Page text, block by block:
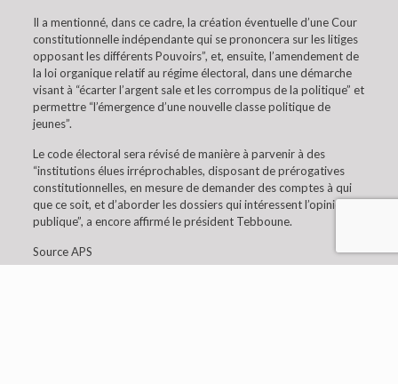
Il a mentionné, dans ce cadre, la création éventuelle d’une Cour
constitutionnelle indépendante qui se prononcera sur les litiges
opposant les différents Pouvoirs”, et, ensuite, l’amendement de
la loi organique relatif au régime électoral, dans une démarche
visant à “écarter l’argent sale et les corrompus de la politique” et
permettre “l’émergence d’une nouvelle classe politique de
jeunes”.
Le code électoral sera révisé de manière à parvenir à des
“institutions élues irréprochables, disposant de prérogatives
constitutionnelles, en mesure de demander des comptes à qui
que ce soit, et d’aborder les dossiers qui intéressent l’opinion
publique”, a encore affirmé le président Tebboune.
Source APS